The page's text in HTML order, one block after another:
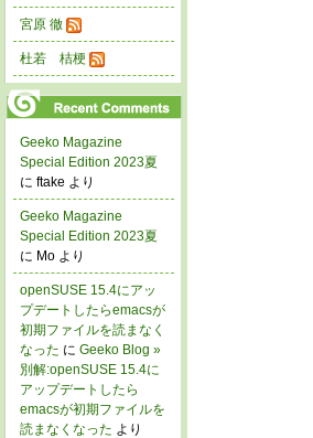
宮原 徹
杜若 桔梗
Geeko Magazine
Special Edition 2023夏
に ftake より
Geeko Magazine
Special Edition 2023夏
に Mo より
openSUSE 15.4にアッ
プデートしたらemacsが
初期ファイルを読まなく
なった に Geeko Blog »
別解:openSUSE 15.4に
アップデートしたら
emacsが初期ファイルを
読まなくなった より